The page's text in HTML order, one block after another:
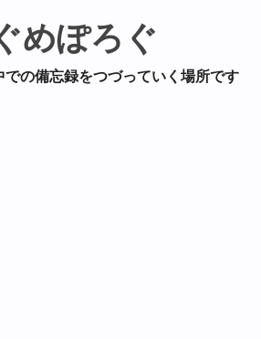
めぽろぐ
での備忘録をつづっていく場所です